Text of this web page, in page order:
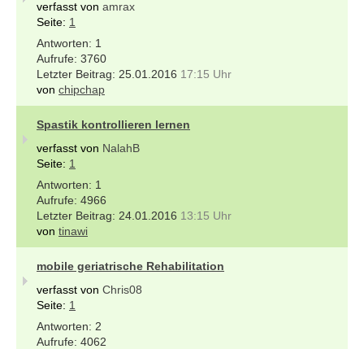
verfasst von amrax
Seite: 1
1
3760
25.01.2016 17:15 Uhr
von chipchap
Spastik kontrollieren lernen
verfasst von NalahB
Seite: 1
1
4966
24.01.2016 13:15 Uhr
von tinawi
mobile geriatrische Rehabilitation
verfasst von Chris08
Seite: 1
2
4062